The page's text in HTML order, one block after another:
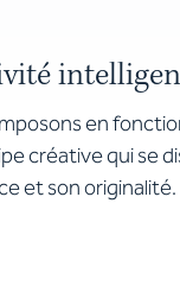
en
créative qui se
et son originalité.